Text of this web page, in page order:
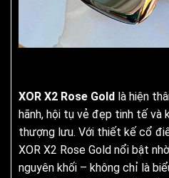
XOR X2 Rose Gold là hiện
hãnh, hội tụ vẻ đẹp tinh tế và
thượng lưu. Với thiết kế cổ
XOR X2 Rose Gold nổi bật
nguyên khối – không chỉ là